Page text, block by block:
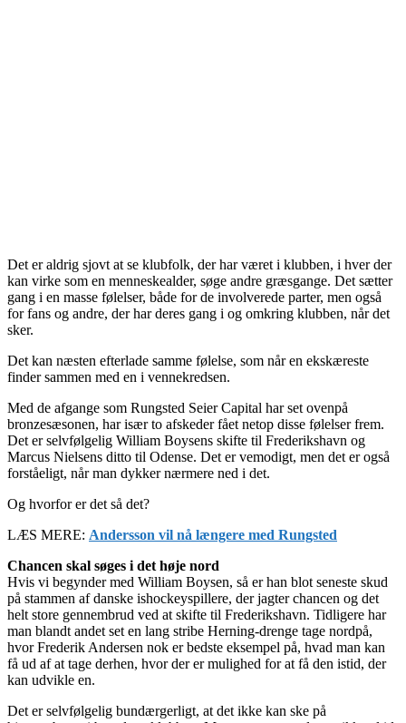
Det er aldrig sjovt at se klubfolk, der har været i klubben, i hver der
kan virke som en menneskealder, søge andre græsgange. Det sætter
gang i en masse følelser, både for de involverede parter, men også
for fans og andre, der har deres gang i og omkring klubben, når det
sker.
Det kan næsten efterlade samme følelse, som når en ekskæreste
finder sammen med en i vennekredsen.
Med de afgange som Rungsted Seier Capital har set ovenpå
bronzesæsonen, har især to afskeder fået netop disse følelser frem.
Det er selvfølgelig William Boysens skifte til Frederikshavn og
Marcus Nielsens ditto til Odense. Det er vemodigt, men det er også
forståeligt, når man dykker nærmere ned i det.
Og hvorfor er det så det?
LÆS MERE: Andersson vil nå længere med Rungsted
Chancen skal søges i det høje nord
Hvis vi begynder med William Boysen, så er han blot seneste skud
på stammen af danske ishockeyspillere, der jagter chancen og det
helt store gennembrud ved at skifte til Frederikshavn. Tidligere har
man blandt andet set en lang stribe Herning-drenge tage nordpå,
hvor Frederik Andersen nok er bedste eksempel på, hvad man kan
få ud af at tage derhen, hvor der er mulighed for at få den istid, der
kan udvikle en.
Det er selvfølgelig bundærgerligt, at det ikke kan ske på